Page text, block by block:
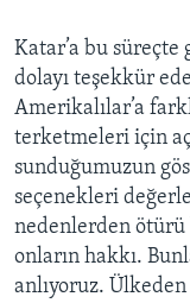
Katar’a bu
dolayı teşekkür
Amerikalılar’a
terketmeleri için
sunduğumuzun
seçenekleri
nedenlerden ötürü
onların hakkı.
anlıyoruz.